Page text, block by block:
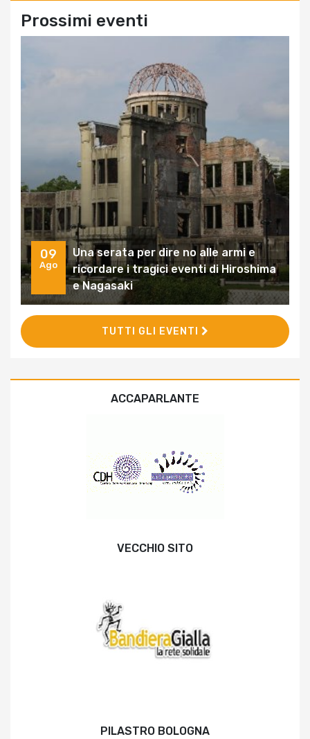
Prossimi eventi
09
Ago
Una serata per dire no alle armi e
ricordare i tragici eventi di Hiroshima
e Nagasaki
TUTTI GLI EVENTI
ACCAPARLANTE
VECCHIO SITO
PILASTRO BOLOGNA